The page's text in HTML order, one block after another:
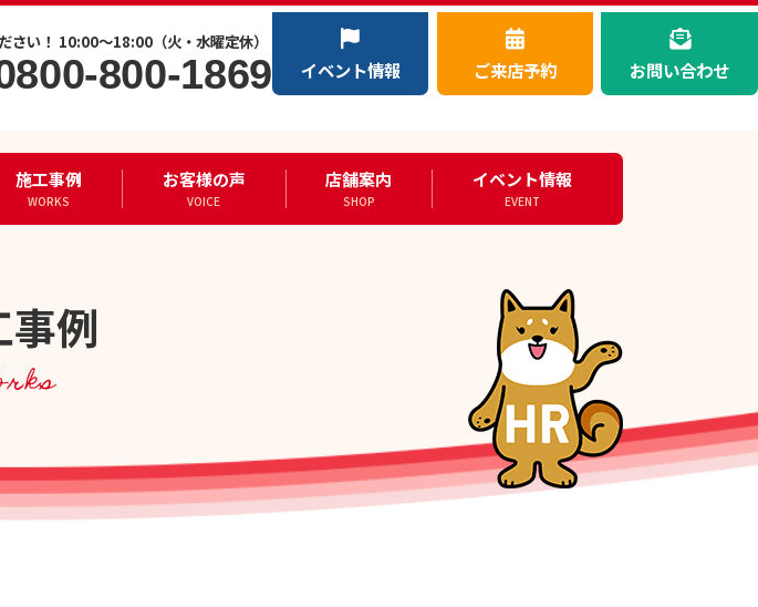
さい！ 10:00～18:00（火・水曜定休）
800-1869 イベント情報 ご来店予約 お問い合わせ
施工事例
WORKS
お客様の声
VOICE
店舗案内
SHOP
イベント情報
EVENT
事例